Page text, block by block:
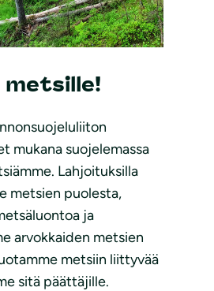
metsille!
mukana suojelemassa
Lahjoituksilla
metsien puolesta,
ja
arvokkaiden metsien
metsiin liittyvää
sitä päättäjille.